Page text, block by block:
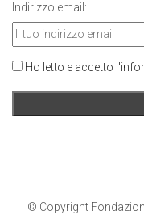
Indirizzo email:
Ho letto e accetto
© Copyright